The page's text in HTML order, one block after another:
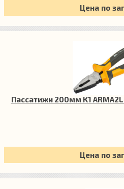
Цена по
Пассатижи 200мм K1
Цена по